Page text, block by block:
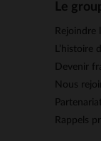
Le
Rejoindre
L’histoire
Devenir
Nous
Rappels